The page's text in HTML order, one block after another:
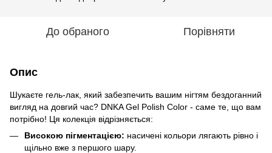
До обраного Порівняти
Опис
Шукаєте гель-лак, який забезпечить вашим нігтям бездоганний
вигляд на довгий час? DNKA Gel Polish Color - саме те, що вам
потрібно! Ця колекція відрізняється:
Високою пігментацією: насичені кольори лягають рівно і
щільно вже з першого шару.